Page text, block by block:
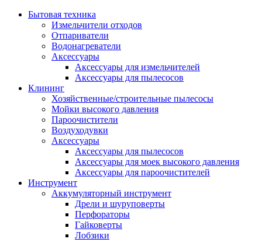
Бытовая техника
Измельчители отходов
Отпариватели
Водонагреватели
Аксессуары
Аксессуары для измельчителей
Аксессуары для пылесосов
Клининг
Хозяйственные/строительные пылесосы
Мойки высокого давления
Пароочистители
Воздуходувки
Аксессуары
Аксессуары для пылесосов
Аксессуары для моек высокого давления
Аксессуары для пароочистителей
Инструмент
Аккумуляторный инструмент
Дрели и шуруповерты
Перфораторы
Гайковерты
Лобзики